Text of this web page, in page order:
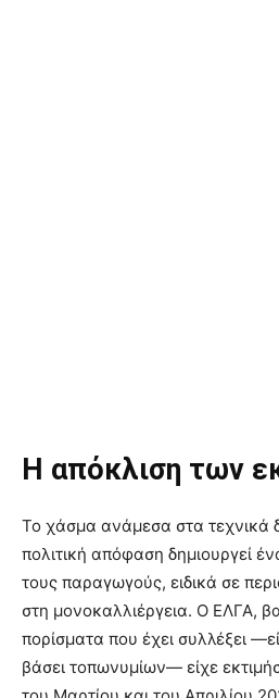
Η απόκλιση των
Το χάσμα ανάμεσα στα τεχνικά
πολιτική απόφαση δημιουργεί
τους παραγωγούς, ειδικά σε
στη μονοκαλλιέργεια. Ο ΕΛΓΑ,
πορίσματα που έχει συλλέξει
βάσει τοπωνυμίων— είχε